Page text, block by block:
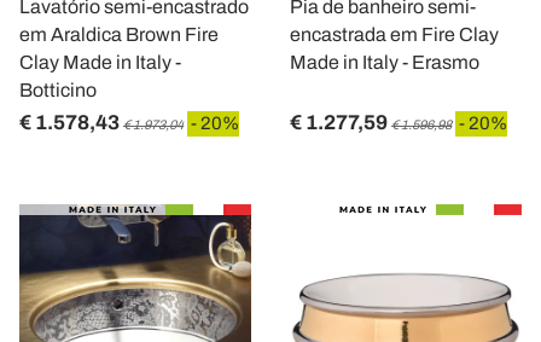
Lavatório semi-encastrado
em Araldica Brown Fire
Clay Made in Italy -
Botticino
€ 1.578,43 € 1.973,04 - 20%
Pia de banheiro semi-
encastrada em Fire Clay
Made in Italy - Erasmo
€ 1.277,59 € 1.596,98 - 20%